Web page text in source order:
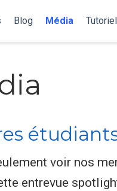
Blog Média
voir nos
entrevue